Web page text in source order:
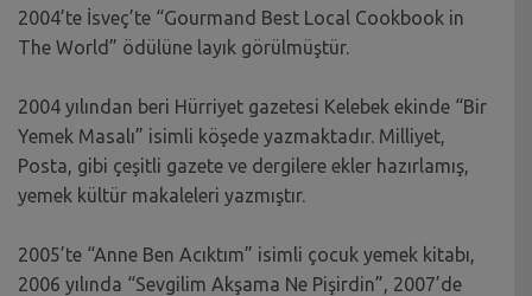
2004’te İsveç’te “Gourmand Best Local Cookbook in
The World” ödülüne layık görülmüştür.
2004 yılından beri Hürriyet gazetesi Kelebek ekinde “Bir
Yemek Masalı” isimli köşede yazmaktadır. Milliyet,
Posta, gibi çeşitli gazete ve dergilere ekler hazırlamış,
yemek kültür makaleleri yazmıştır.
2005’te “Anne Ben Acıktım” isimli çocuk yemek kitabı,
2006 yılında “Sevgilim Akşama Ne Pişirdin”, 2007’de